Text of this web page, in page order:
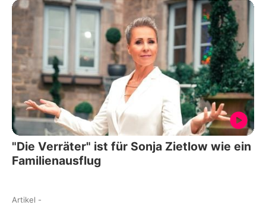
"Die Verräter" ist für Sonja Zietlow wie ein
Familienausflug
Artikel -